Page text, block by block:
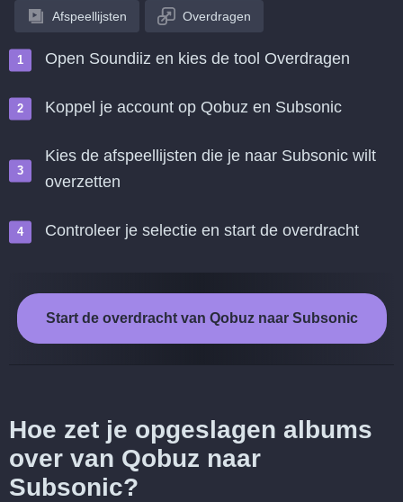
Afspeellijsten Overdragen
Open Soundiiz en kies de tool Overdragen
Koppel je account op Qobuz en Subsonic
Kies de afspeellijsten die je naar Subsonic wilt
overzetten
Controleer je selectie en start de overdracht
Start de overdracht van Qobuz naar Subsonic
Hoe zet je opgeslagen albums
over van Qobuz naar
Subsonic?